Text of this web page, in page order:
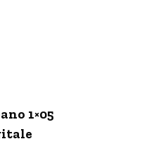
1×05